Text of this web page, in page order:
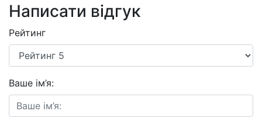
Написати відгук
Рейтинг
Ваше ім’я: